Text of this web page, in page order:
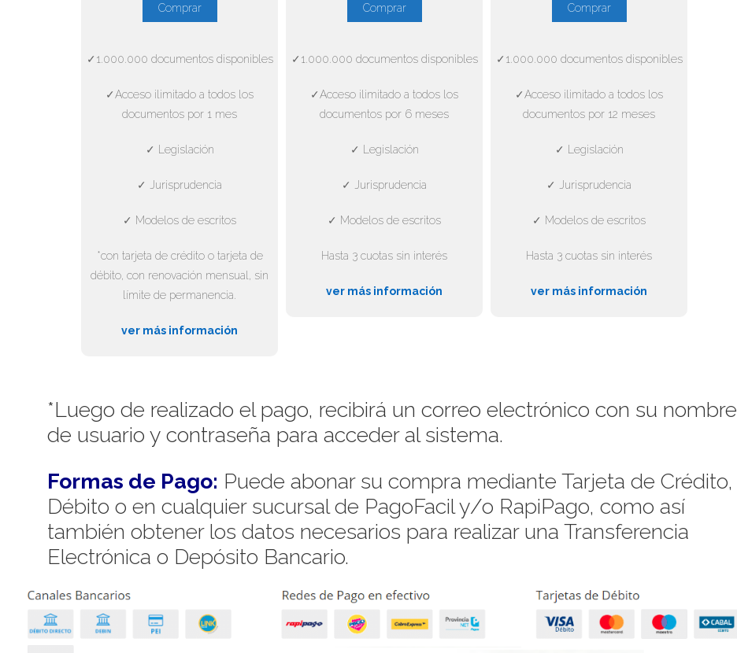
Comprar
✓1.000.000 documentos disponibles
✓Acceso ilimitado a todos los
documentos por 1 mes
✓ Legislación
✓ Jurisprudencia
✓ Modelos de escritos
*con tarjeta de crédito o tarjeta de
débito, con renovación mensual, sin
límite de permanencia.
ver más información
Comprar
✓1.000.000 documentos disponibles
✓Acceso ilimitado a todos los
documentos por 6 meses
✓ Legislación
✓ Jurisprudencia
✓ Modelos de escritos
Hasta 3 cuotas sin interés
ver más información
Comprar
✓1.000.000 documentos disponibles
✓Acceso ilimitado a todos los
documentos por 12 meses
✓ Legislación
✓ Jurisprudencia
✓ Modelos de escritos
Hasta 3 cuotas sin interés
ver más información
*Luego de realizado el pago, recibirá un correo electrónico con su nombre
de usuario y contraseña para acceder al sistema.
Formas de Pago: Puede abonar su compra mediante Tarjeta de Crédito,
Débito o en cualquier sucursal de PagoFacil y/o RapiPago, como así
también obtener los datos necesarios para realizar una Transferencia
Electrónica o Depósito Bancario.